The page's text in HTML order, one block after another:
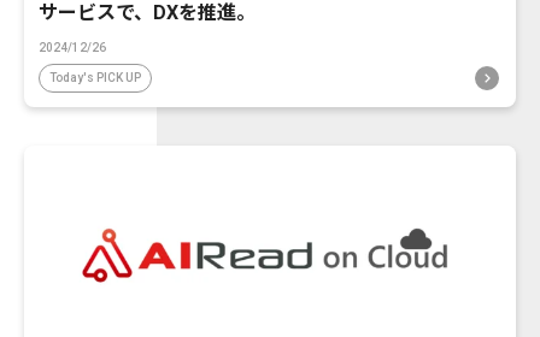
サービスで、DXを推進。
2024/12/26
Today's PICK UP